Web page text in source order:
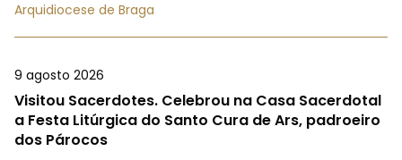
Arquidiocese de Braga
9 agosto 2026
Visitou Sacerdotes. Celebrou na Casa Sacerdotal
a Festa Litúrgica do Santo Cura de Ars, padroeiro
dos Párocos